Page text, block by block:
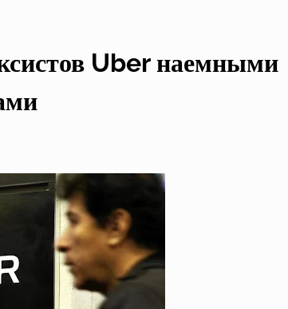
Uber наемными